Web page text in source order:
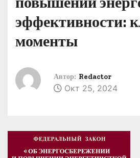
эффективности:
моменты
Автор: Redactor
Окт 25, 2024